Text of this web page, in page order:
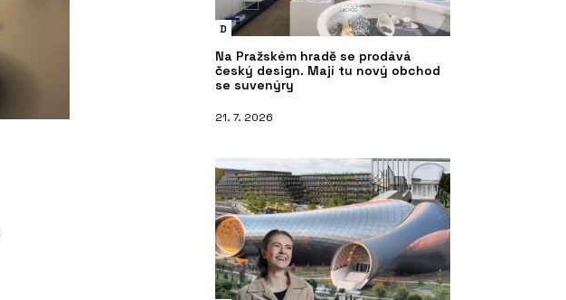
D
Na Pražském hradě se prodává
český design. Mají tu nový obchod
se suvenýry
21. 7. 2026